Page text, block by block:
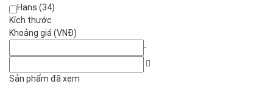
Hans (34)
Kích thước
Khoảng giá (VNĐ)
-
Sản phẩm đã xem